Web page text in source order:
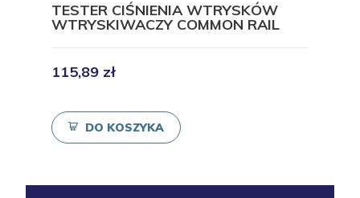
TESTER CIŚNIENIA WTRYSKÓW
WTRYSKIWACZY COMMON RAIL
115,89 zł
DO KOSZYKA